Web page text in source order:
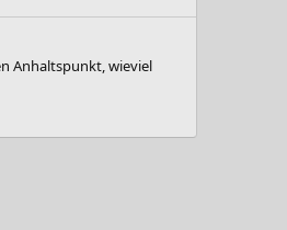
Anhaltspunkt, wieviel